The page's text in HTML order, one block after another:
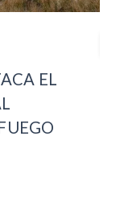
MIL CUPOS
Y
DE